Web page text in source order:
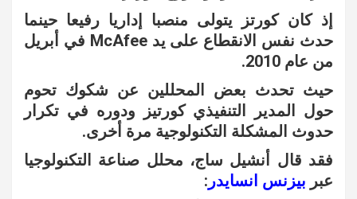
إذ كان كورتز يتولى منصبا إداريا رفيعا حينما
حدث نفس الانقطاع على يد
McAfee في أبريل
من عام 2010.
حيث تحدث بعض المحللين عن شكوك تحوم
حول المدير التنفيذي كورتيز ودوره في تكرار
حدوث المشكلة التكنولوجية مرة أخرى.
فقد قال أنشيل ساج، محلل صناعة التكنولوجيا
عبر بيزنس انسايدر :